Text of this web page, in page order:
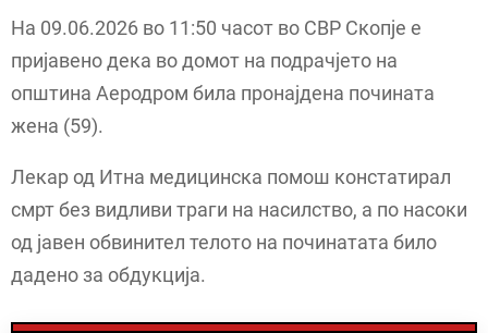
На 09.06.2026 во 11:50 часот во СВР Скопје е
пријавено дека во домот на подрачјето на
општина Аеродром била пронајдена почината
жена (59).
Лекар од Итна медицинска помош констатирал
смрт без видливи траги на насилство, а по насоки
од јавен обвинител телото на починатата било
дадено за обдукција.